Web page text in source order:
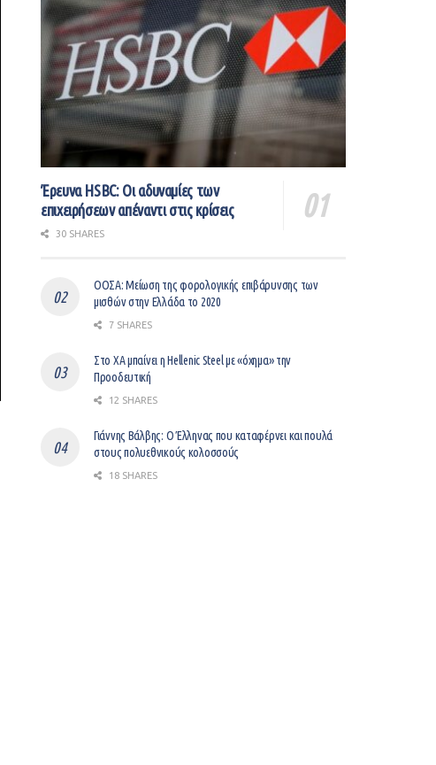
Έρευνα HSBC: Οι αδυναμίες των
επιχειρήσεων απέναντι στις κρίσεις
30 SHARES
ΟΟΣΑ: Μείωση της φορολογικής επιβάρυνσης των
μισθών στην Ελλάδα το 2020
7 SHARES
Στο ΧΑ μπαίνει η Hellenic Steel με «όχημα» την
Προοδευτική
12 SHARES
Γιάννης Βάλβης: O Έλληνας που καταφέρνει και πουλά
στους πολυεθνικούς κολοσσούς
18 SHARES